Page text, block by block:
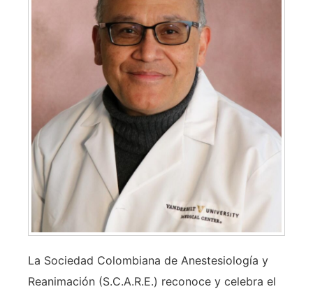
La Sociedad Colombiana de Anestesiología y
Reanimación (S.C.A.R.E.) reconoce y celebra el